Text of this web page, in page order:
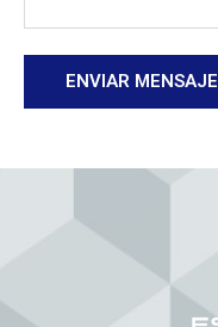
ENVIAR MENSAJE